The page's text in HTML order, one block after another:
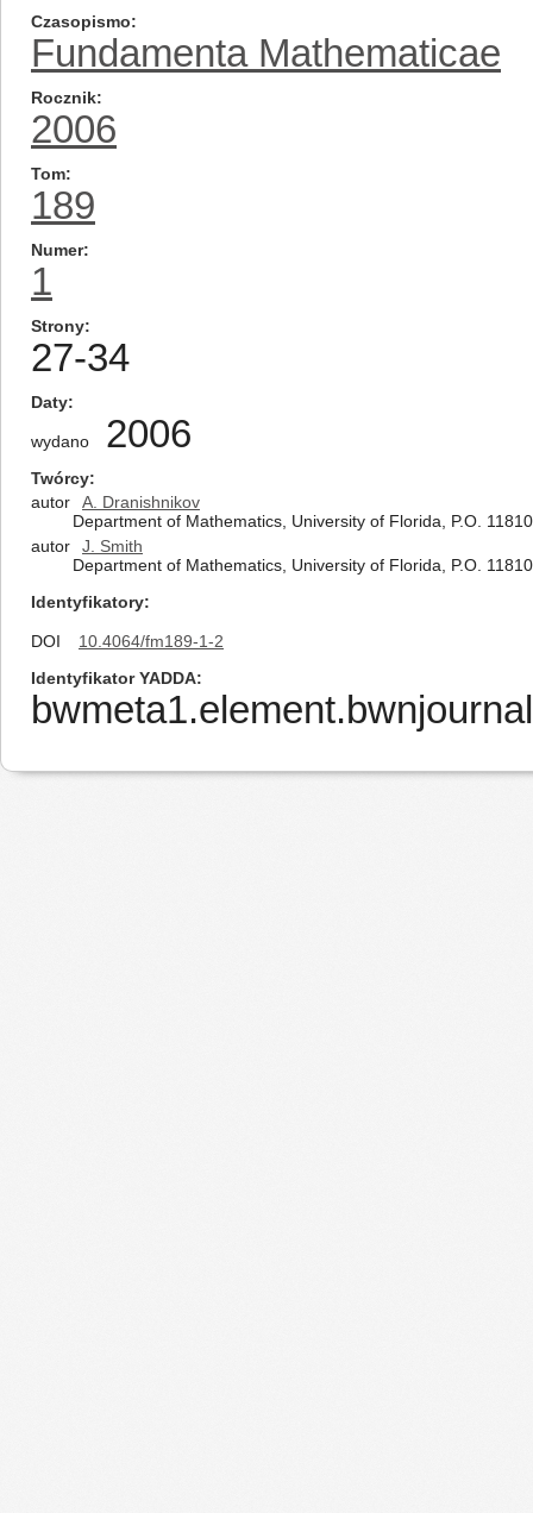
Czasopismo
Fundamenta Mathematicae
Rocznik
2006
Tom
189
Numer
1
Strony
27-34
Daty
wydano 2006
Twórcy
autor
A. Dranishnikov
Department of Mathematics, University of Florida, P.O.
autor
J. Smith
Department of Mathematics, University of Florida, P.O.
Identyfikatory
DOI
10.4064/fm189-1-2
Identyfikator YADDA